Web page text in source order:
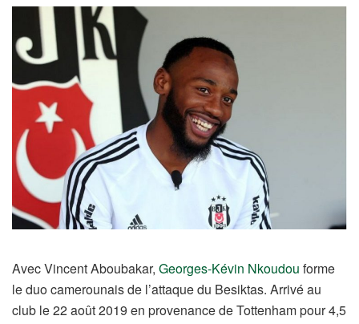
Avec Vincent Aboubakar, Georges-Kévin Nkoudou forme
le duo camerounais de l’attaque du Besiktas. Arrivé au
club le 22 août 2019 en provenance de Tottenham pour 4,5